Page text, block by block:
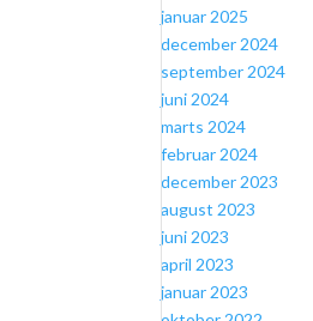
januar 2025
december 2024
september 2024
juni 2024
marts 2024
februar 2024
december 2023
august 2023
juni 2023
april 2023
januar 2023